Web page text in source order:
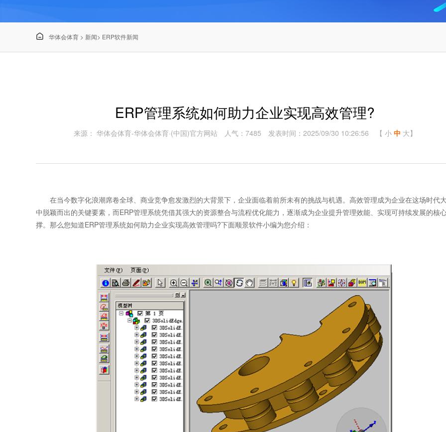
 华体会体育 > 新闻> ERP软件新闻
ERP管理系统如何助力企业实现高效管理?
来源： 华体会体育-华体会体育·(中国)官方网站 人气：7485 发表时间：2025/09/30 10:26:56 【 小 中 大】
在当今数字化浪潮席卷全球、商业竞争愈发激烈的大背景下，企业面临着前所未有的挑战与机遇。高效管理成为企业在这场时代
中脱颖而出的关键要素，而ERP管理系统凭借其强大的资源整合与流程优化能力，逐渐成为企业提升管理效能、实现可持续发展的核
撑。那么您知道ERP管理系统如何助力企业实现高效管理吗?下面顺景软件小编为您介绍：